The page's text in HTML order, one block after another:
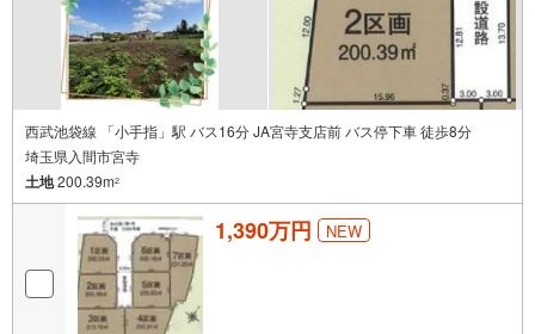
西武池袋線 「小手指」駅 バス16分 JA宮寺支店前 バス停下車 徒歩8分
埼玉県入間市宮寺
土地200.39m2
1,390万円 NEW